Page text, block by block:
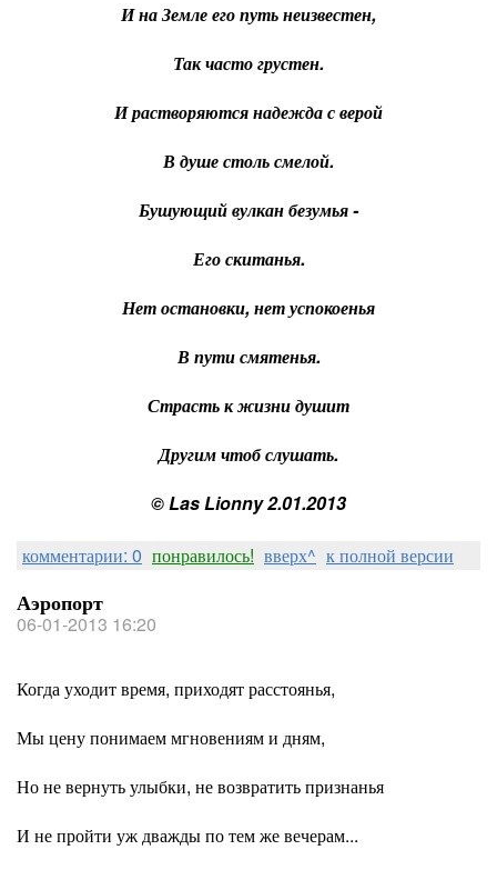
И на Земле его путь неизвестен,
Так часто грустен.
И растворяются надежда с верой
В душе столь смелой.
Бушующий вулкан безумья -
Его скитанья.
Нет остановки, нет успокоенья
В пути смятенья.
Страсть к жизни душит
Другим чтоб слушать.
© Las Lionny 2.01.2013
комментарии: 0 понравилось! вверх^ к полной версии
Аэропорт
06-01-2013 16:20
Когда уходит время, приходят расстоянья,
Мы цену понимаем мгновениям и дням,
Но не вернуть улыбки, не возвратить признанья
И не пройти уж дважды по тем же вечерам...